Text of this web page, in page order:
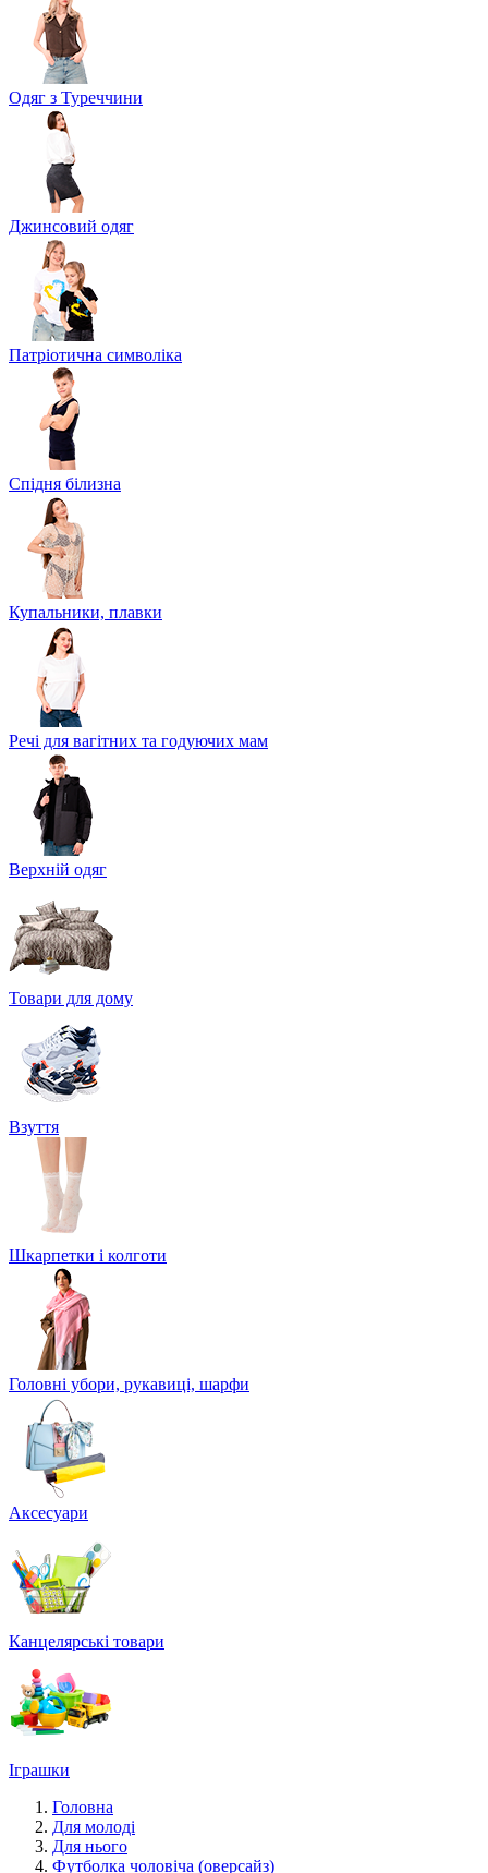
Одяг з Туреччини
Джинсовий одяг
Патріотична символіка
Спідня білизна
Купальники, плавки
Речі для вагітних та годуючих мам
Верхній одяг
Товари для дому
Взуття
Шкарпетки і колготи
Головні убори, рукавиці, шарфи
Аксесуари
Канцелярські товари
Іграшки
Головна
Для молоді
Для нього
Футболка чоловіча (оверсайз)